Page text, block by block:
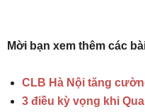
Mời bạn xem thêm các
CLB Hà Nội tăng
3 điều kỳ vọng khi